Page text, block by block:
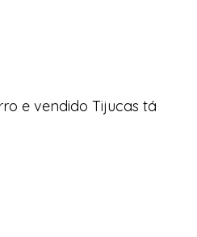
e vendido Tijucas tá